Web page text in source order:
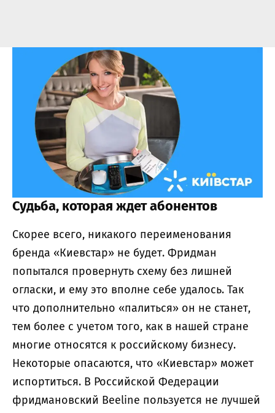
Судьба, которая ждет абонентов
Скорее всего, никакого переименования
бренда «Киевстар» не будет. Фридман
попытался провернуть схему без лишней
огласки, и ему это вполне себе удалось. Так
что дополнительно «палиться» он не станет,
тем более с учетом того, как в нашей стране
многие относятся к российскому бизнесу.
Некоторые опасаются, что «Киевстар» может
испортиться. В Российской Федерации
фридмановский Beeline пользуется не лучшей